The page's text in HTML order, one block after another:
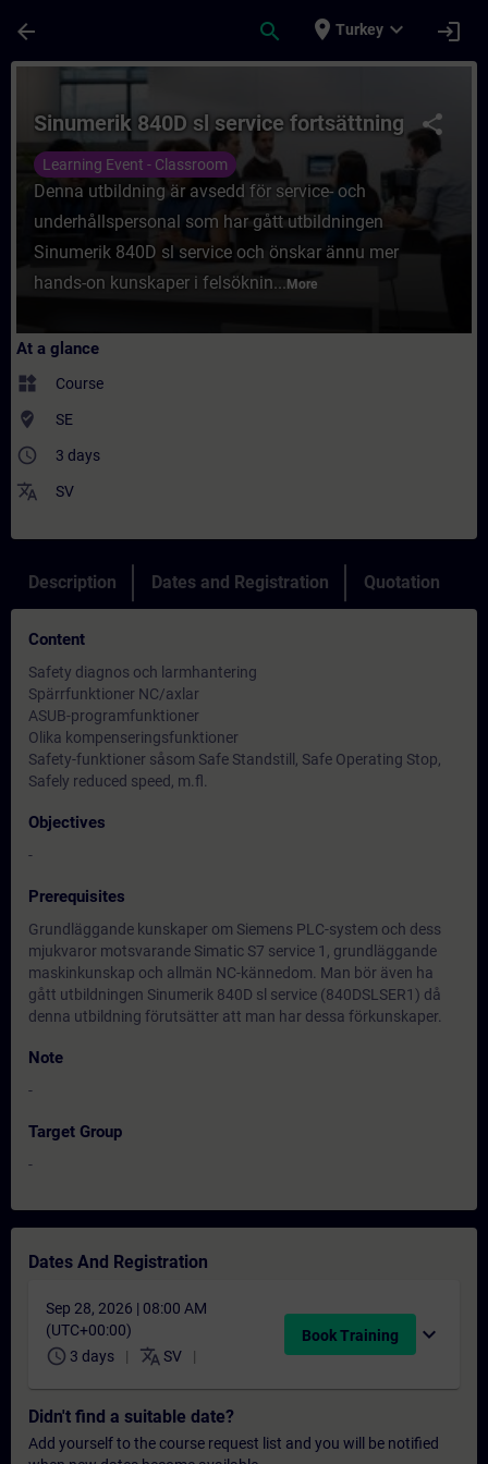
arrow_back search place Turkey expand_more login
Course - Sinumerik 840D sl service
share
Sinumerik 840D sl service fortsättning
Learning Event - Classroom
Denna utbildning är avsedd för service- och
underhållspersonal som har gått utbildningen
Sinumerik 840D sl service och önskar ännu mer
hands-on kunskaper i felsöknin... More
At a glance
widgets Course
where_to_vote SE
access_time 3 days
translate SV
Description Dates and Registration Quotation
Content
Safety diagnos och larmhantering
Spärrfunktioner NC/axlar
ASUB-programfunktioner
Olika kompenseringsfunktioner
Safety-funktioner såsom Safe Standstill, Safe Operating Stop,
Safely reduced speed, m.fl.
Objectives
-
Prerequisites
Grundläggande kunskaper om Siemens PLC-system och dess
mjukvaror motsvarande Simatic S7 service 1, grundläggande
maskinkunskap och allmän NC-kännedom. Man bör även ha
gått utbildningen Sinumerik 840D sl service (840DSLSER1) då
denna utbildning förutsätter att man har dessa förkunskaper.
Note
-
Target Group
-
Dates And Registration
Sep 28, 2026 | 08:00 AM
(UTC+00:00)
schedule 3 days translate SV
Book Training expand_more
Didn't find a suitable date?
Add yourself to the course request list and you will be notified